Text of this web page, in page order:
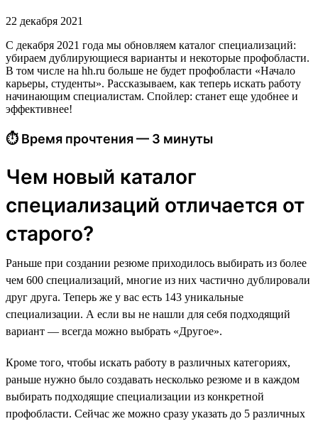
22 декабря 2021
С декабря 2021 года мы обновляем каталог специализаций:
убираем дублирующиеся варианты и некоторые профобласти.
В том числе на hh.ru больше не будет профобласти «Начало
карьеры, студенты». Рассказываем, как теперь искать работу
начинающим специалистам. Спойлер: станет еще удобнее и
эффективнее!
⏱ Время прочтения — 3 минуты
Чем новый каталог
специализаций отличается от
старого?
Раньше при создании резюме приходилось выбирать из более
чем 600 специализаций, многие из них частично дублировали
друг друга. Теперь же у вас есть 143 уникальные
специализации. А если вы не нашли для себя подходящий
вариант — всегда можно выбрать «Другое».
Кроме того, чтобы искать работу в различных категориях,
раньше нужно было создавать несколько резюме и в каждом
выбирать подходящие специализации из конкретной
профобласти. Сейчас же можно сразу указать до 5 различных